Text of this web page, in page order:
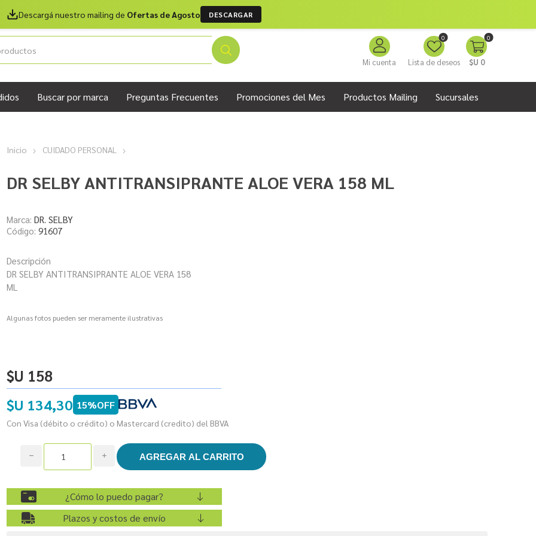
Descargá nuestro mailing de Ofertas de Agosto DESCARGAR
Mi cuenta Lista de deseos
0 0
$U 0
Buscar por marca Preguntas Frecuentes Promociones del Mes Productos Mailing Sucursales
Inicio CUIDADO PERSONAL
DR SELBY ANTITRANSIPRANTE ALOE VERA 158 ML
Marca: DR. SELBY
Código: 91607
Descripción
DR SELBY ANTITRANSIPRANTE ALOE VERA 158
ML
Algunas fotos pueden ser meramente ilustrativas
$U 158
$U 134,30 15%OFF
Con Visa (débito o crédito) o Mastercard (credito) del BBVA
i
h
¿Cómo lo puedo pagar?
Plazos y costos de envío